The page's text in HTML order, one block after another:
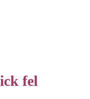
fel